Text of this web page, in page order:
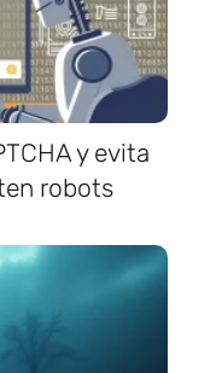
y evita
robots